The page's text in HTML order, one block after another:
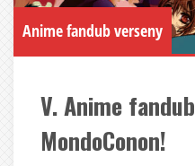
Anime fandub verseny
V. Anime
MondoConon!